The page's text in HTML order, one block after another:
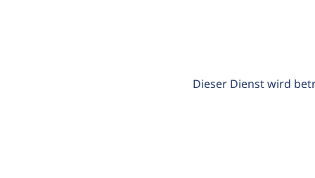
Dieser Dienst wird